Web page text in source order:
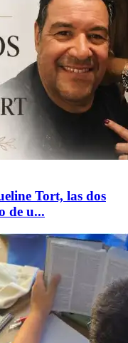
Tort, las dos
de u...